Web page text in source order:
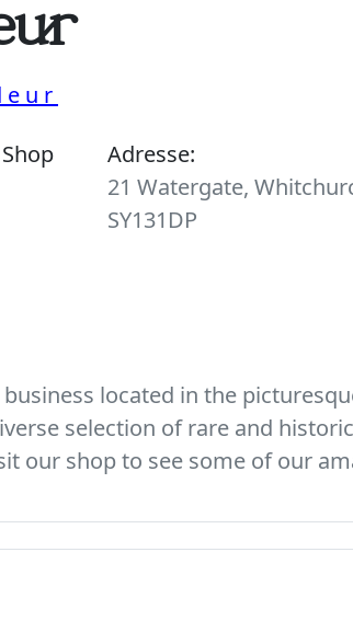
Adresse:
21 Watergate,
SY131DP
located in the
selection of rare and
our shop to see some of our